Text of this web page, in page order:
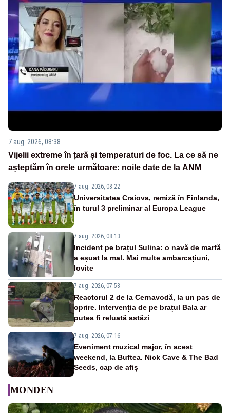
7 aug. 2026, 08:38
Vijelii extreme în țară și temperaturi de foc. La ce să ne
așteptăm în orele următoare: noile date de la ANM
7 aug. 2026, 08:22
Universitatea Craiova, remiză în Finlanda,
în turul 3 preliminar al Europa League
7 aug. 2026, 08:13
Incident pe brațul Sulina: o navă de marfă
a eșuat la mal. Mai multe ambarcațiuni,
lovite
7 aug. 2026, 07:58
Reactorul 2 de la Cernavodă, la un pas de
oprire. Intervenția de pe brațul Bala ar
putea fi reluată astăzi
7 aug. 2026, 07:16
Eveniment muzical major, în acest
weekend, la Buftea. Nick Cave & The Bad
Seeds, cap de afiș
MONDEN